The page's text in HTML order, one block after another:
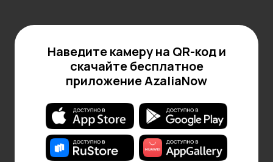
Наведите камеру на QR-код и
скачайте бесплатное
приложение AzaliaNow